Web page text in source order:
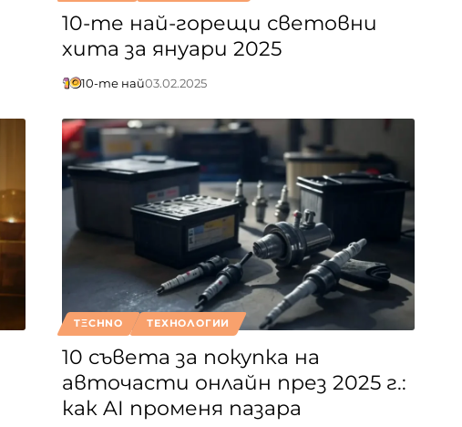
10-те най-горещи световни
хита за януари 2025
10-те най03.02.2025
TΞCHNO ТЕХНОЛОГИИ
10 съвета за покупка на
авточасти онлайн през 2025 г.:
как AI променя пазара